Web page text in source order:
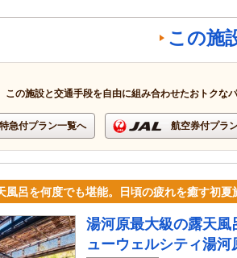
この施
この施設と交通手段を自由に組み合わせたおトクな
急付プラン一覧へ 航空券付プラ
風呂を何度でも堪能。日頃の疲れを癒す初夏
湯河原最大級の露天
ューウェルシティ湯河